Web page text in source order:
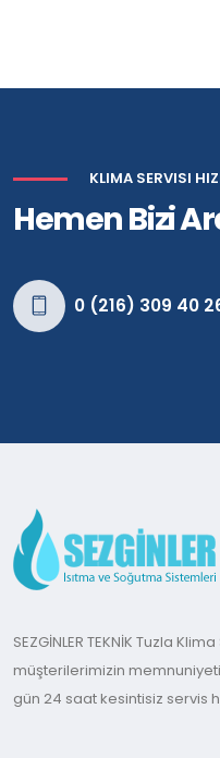
KLIMA SERVISI
Hemen Bizi
0 (216) 309 40
SEZGİNLER TEKNİK Tuzla
müşterilerimizin
gün 24 saat kesintisiz servis